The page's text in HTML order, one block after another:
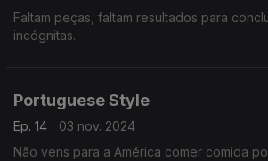
Faltam peças, faltam resultados para
incógnitas.
Portuguese Style
Ep. 14
03 nov. 2024
Não vens para a América comer comida